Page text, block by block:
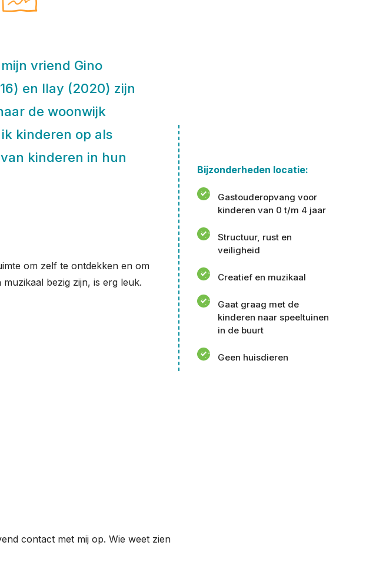
vriend Gino
en Ilay (2020) zijn
de woonwijk
kinderen op als
kinderen in hun
om zelf te ontdekken en om
bezig zijn, is erg leuk.
contact met mij op. Wie weet zien
Bijzonderheden locatie:
Gastouderopvang voor
kinderen van 0 t/m 4 jaar
Structuur, rust en
veiligheid
Creatief en muzikaal
Gaat graag met de
kinderen naar speeltuinen
in de buurt
Geen huisdieren